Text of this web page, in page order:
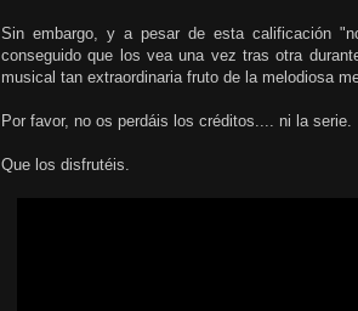
Sin embargo, y a pesar de esta calificación
conseguido que los vea una vez tras otra
musical tan extraordinaria fruto de la melodiosa
Por favor, no os perdáis los créditos.... ni la serie.
Que los disfrutéis.